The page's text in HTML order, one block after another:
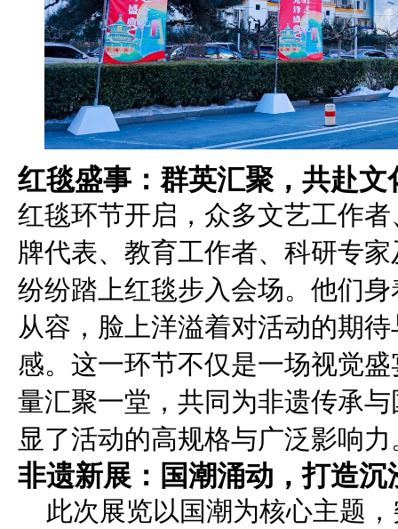
红毯盛事：群英汇聚，共赴文
红毯环节开启，众多文艺工作
牌代表、教育工作者、科研专
纷纷踏上红毯步入会场。他们
从容，脸上洋溢着对活动的期
感。这一环节不仅是一场视觉
量汇聚一堂，共同为非遗传承
显了活动的高规格与广泛影响力
非遗新展：国潮涌动，打造沉
此次展览以国潮为核心主题